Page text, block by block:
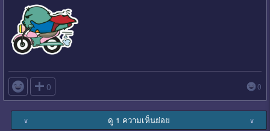
 0 0
∨ ดู 1 ความเห็นย่อย ∨